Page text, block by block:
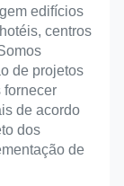
edifícios
centros
de projetos
fornecer
de acordo
dos
de